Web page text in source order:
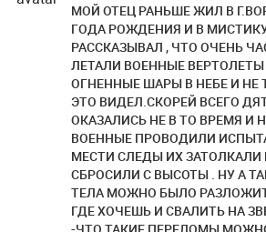
МОЙ ОТЕЦ РАНЬШЕ ЖИЛ В
ГОДА РОЖДЕНИЯ И В
РАССКАЗЫВАЛ , ЧТО ОЧЕНЬ
ЛЕТАЛИ ВОЕННЫЕ
ОГНЕННЫЕ ШАРЫ В НЕБЕ И НЕ
ЭТО ВИДЕЛ.СКОРЕЙ ВСЕГО
ОКАЗАЛИСЬ НЕ В ТО ВРЕМЯ И
ВОЕННЫЕ ПРОВОДИЛИ
МЕСТИ СЛЕДЫ ИХ ЗАТОЛКАЛИ
СБРОСИЛИ С ВЫСОТЫ . НУ А
ТЕЛА МОЖНО БЫЛО
ГДЕ ХОЧЕШЬ И СВАЛИТЬ НА